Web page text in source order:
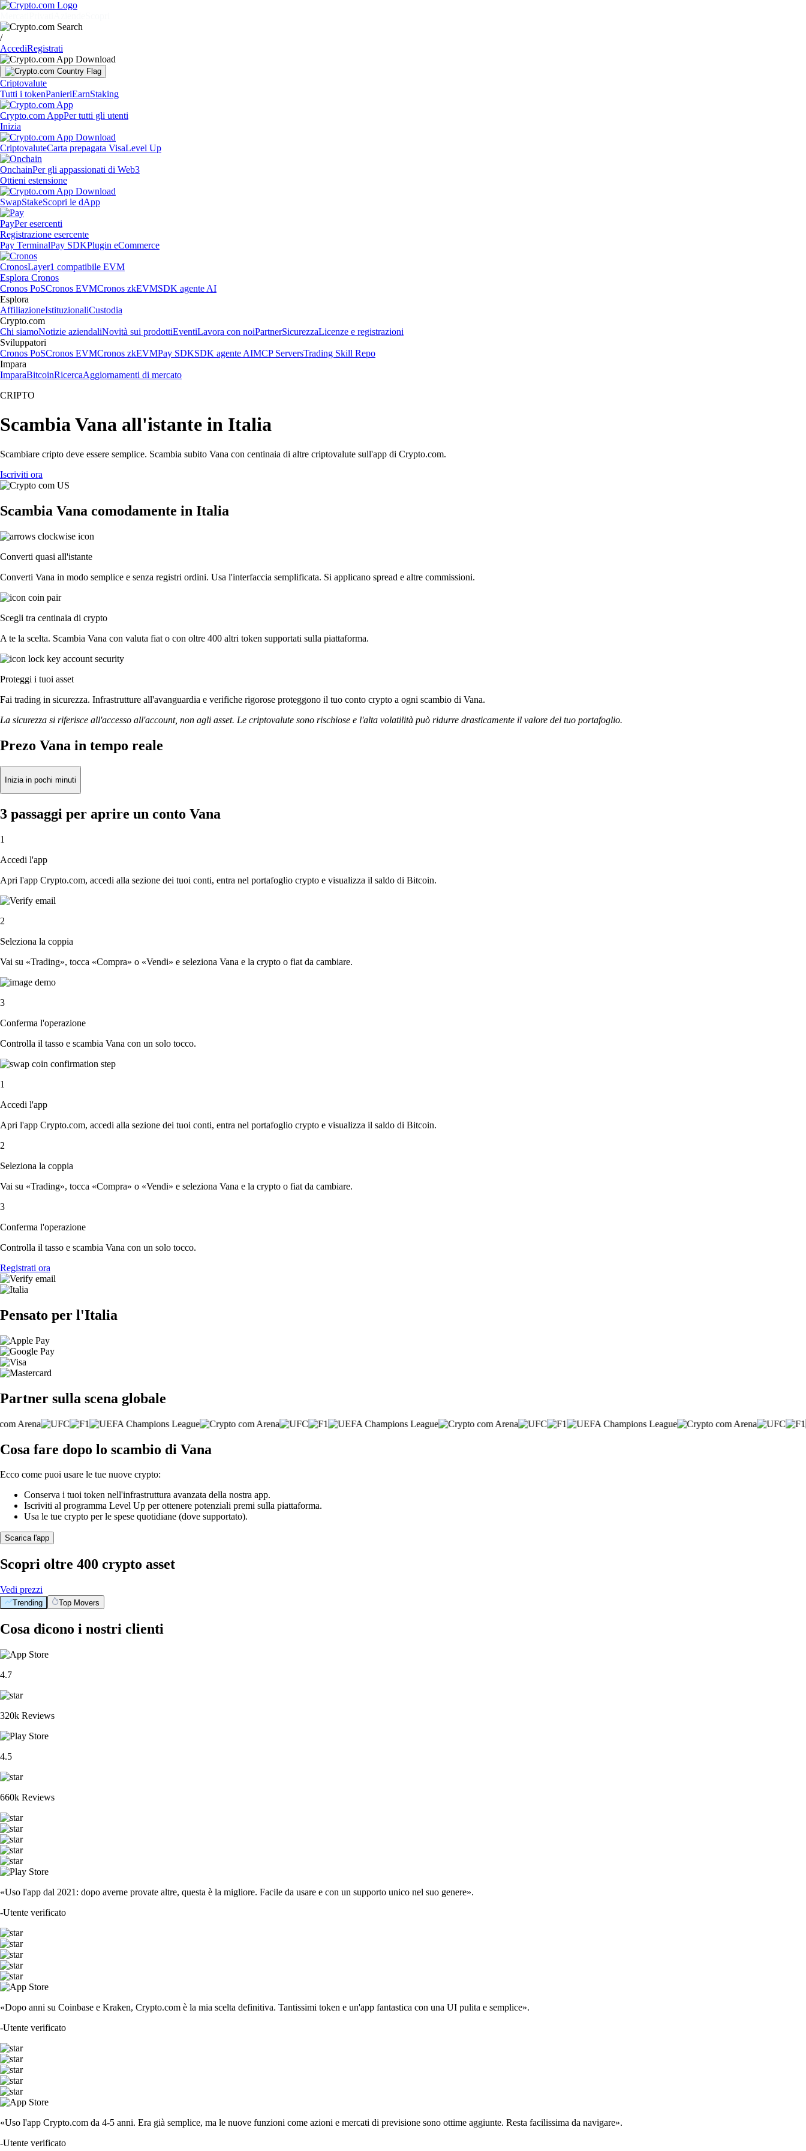
/
AccediRegistrati
Criptovalute
Tutti i tokenPanieriEarnStaking
Crypto.com AppPer tutti gli utenti
Inizia
CriptovaluteCarta prepagata VisaLevel Up
OnchainPer gli appassionati di Web3
Ottieni estensione
SwapStakeScopri le dApp
PayPer esercenti
Registrazione esercente
Pay TerminalPay SDKPlugin eCommerce
CronosLayer1 compatibile EVM
Esplora Cronos
Cronos PoSCronos EVMCronos zkEVMSDK agente AI
Esplora
AffiliazioneIstituzionaliCustodia
Crypto.com
Chi siamoNotizie aziendaliNovità sui prodottiEventiLavora con noiPartnerSicurezzaLicenze e registrazioni
Sviluppatori
Cronos PoSCronos EVMCronos zkEVMPay SDKSDK agente AIMCP ServersTrading Skill Repo
Impara
ImparaBitcoinRicercaAggiornamenti di mercato
CRIPTO
Scambia Vana all'istante in Italia
Scambiare cripto deve essere semplice. Scambia subito Vana con centinaia di altre criptovalute sull'app di Crypto.com.
Iscriviti ora
Scambia Vana comodamente in Italia
Converti quasi all'istante
Converti Vana in modo semplice e senza registri ordini. Usa l'interfaccia semplificata. Si applicano spread e altre commissioni.
Scegli tra centinaia di crypto
A te la scelta. Scambia Vana con valuta fiat o con oltre 400 altri token supportati sulla piattaforma.
Proteggi i tuoi asset
Fai trading in sicurezza. Infrastrutture all'avanguardia e verifiche rigorose proteggono il tuo conto crypto a ogni scambio di Vana.
La sicurezza si riferisce all'accesso all'account, non agli asset. Le criptovalute sono rischiose e l'alta volatilità può ridurre drasticamente il valore del tuo portafoglio.
Prezo Vana in tempo reale
Inizia in pochi minuti
3 passaggi per aprire un conto Vana
1
Accedi l'app
Apri l'app Crypto.com, accedi alla sezione dei tuoi conti, entra nel portafoglio crypto e visualizza il saldo di Bitcoin.
2
Seleziona la coppia
Vai su «Trading», tocca «Compra» o «Vendi» e seleziona Vana e la crypto o fiat da cambiare.
3
Conferma l'operazione
Controlla il tasso e scambia Vana con un solo tocco.
1
Accedi l'app
Apri l'app Crypto.com, accedi alla sezione dei tuoi conti, entra nel portafoglio crypto e visualizza il saldo di Bitcoin.
2
Seleziona la coppia
Vai su «Trading», tocca «Compra» o «Vendi» e seleziona Vana e la crypto o fiat da cambiare.
3
Conferma l'operazione
Controlla il tasso e scambia Vana con un solo tocco.
Registrati ora
Pensato per l'Italia
Partner sulla scena globale
Cosa fare dopo lo scambio di Vana
Ecco come puoi usare le tue nuove crypto:
Conserva i tuoi token nell'infrastruttura avanzata della nostra app.
Iscriviti al programma Level Up per ottenere potenziali premi sulla piattaforma.
Usa le tue crypto per le spese quotidiane (dove supportato).
Scarica l'app
Scopri oltre 400 crypto asset
Vedi prezzi
Trending Top Movers
Cosa dicono i nostri clienti
4.7
320k Reviews
4.5
660k Reviews
«Uso l'app dal 2021: dopo averne provate altre, questa è la migliore. Facile da usare e con un supporto unico nel suo genere».
-Utente verificato
«Dopo anni su Coinbase e Kraken, Crypto.com è la mia scelta definitiva. Tantissimi token e un'app fantastica con una UI pulita e semplice».
-Utente verificato
«Uso l'app Crypto.com da 4-5 anni. Era già semplice, ma le nuove funzioni come azioni e mercati di previsione sono ottime aggiunte. Resta facilissima da navigare».
-Utente verificato